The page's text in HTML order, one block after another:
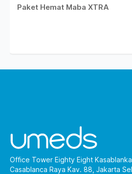
Paket Hemat Maba XTRA
Office Tower Eighty Eight
Casablanca Raya Kav. 88, Jakarta